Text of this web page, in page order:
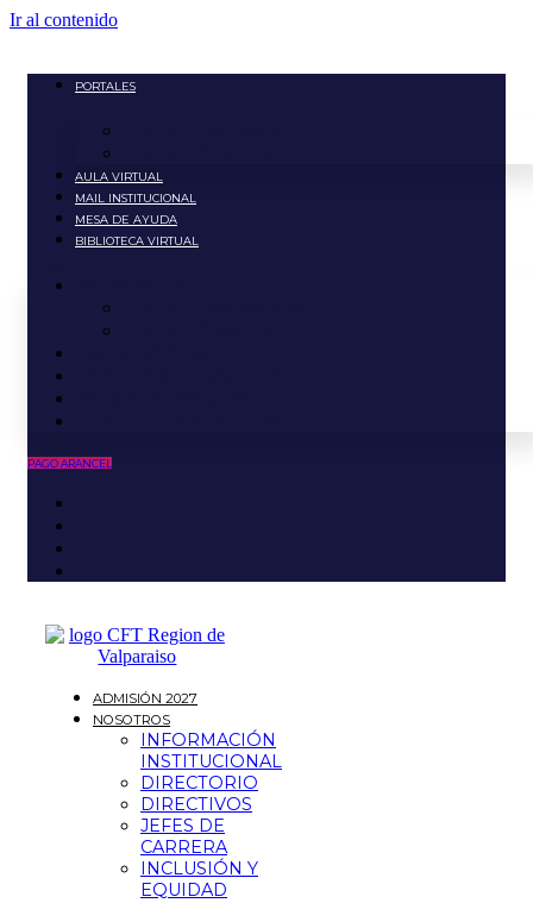
Ir al contenido
PORTALES
AULA VIRTUAL
MAIL INSTITUCIONAL
MESA DE AYUDA
BIBLIOTECA VIRTUAL
PAGO ARANCEL
ADMISIÓN 2027
NOSOTROS
INFORMACIÓN
INSTITUCIONAL
DIRECTORIO
DIRECTIVOS
JEFES DE
CARRERA
INCLUSIÓN Y
EQUIDAD